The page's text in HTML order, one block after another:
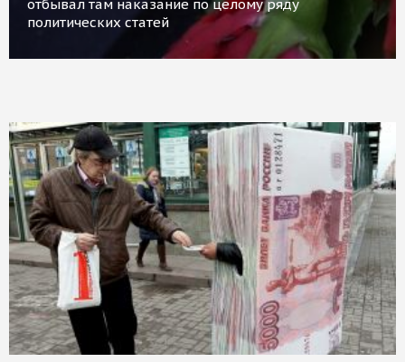
отбывал там наказание по целому ряду
политических статей